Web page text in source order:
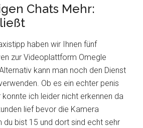
Chats Mehr:
haben wir Ihnen fünf
zur Videoplattform Omegle
kann man noch den Dienst
Ob es ein echter penis
ich leider nicht erkennen da
lief bevor die Kamera
du bist 15 und dort sind echt sehr